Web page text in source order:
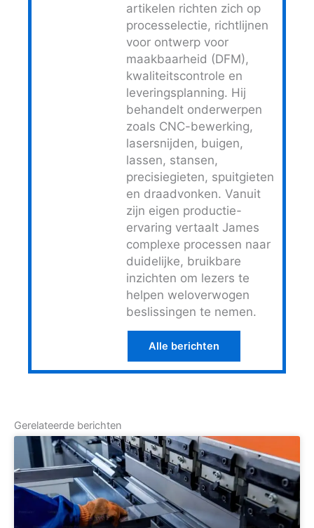
artikelen richten zich op
processelectie, richtlijnen
voor ontwerp voor
maakbaarheid (DFM),
kwaliteitscontrole en
leveringsplanning. Hij
behandelt onderwerpen
zoals CNC-bewerking,
lasersnijden, buigen,
lassen, stansen,
precisiegieten, spuitgieten
en draadvonken. Vanuit
zijn eigen productie-
ervaring vertaalt James
complexe processen naar
duidelijke, bruikbare
inzichten om lezers te
helpen weloverwogen
beslissingen te nemen.
Alle berichten
Gerelateerde berichten